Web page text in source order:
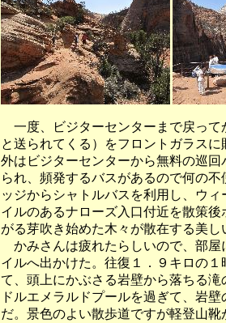
一度、ビジターセンターまで戻って
と送られてくる）をフロントガラス
外はビジターセンターから無料の巡
られ、頻発するバスがあるので何の
ッジからシャトルバスを利用し、ウ
イルのあるナローズ入口付近を散策
がる芽吹き始めた木々が散在する美
かみさんは疲れたらしいので、部屋
イルへ出かけた。往復１．９キロの
て、頭上にかぶさる岩壁から落ちる
ドルエメラルドプールを過ぎて、岩
だ。景色のよい散歩道ですが軽登山